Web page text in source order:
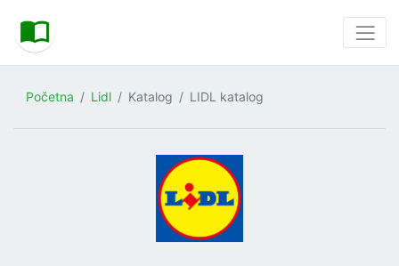
Početna Lidl Katalog LIDL katalog